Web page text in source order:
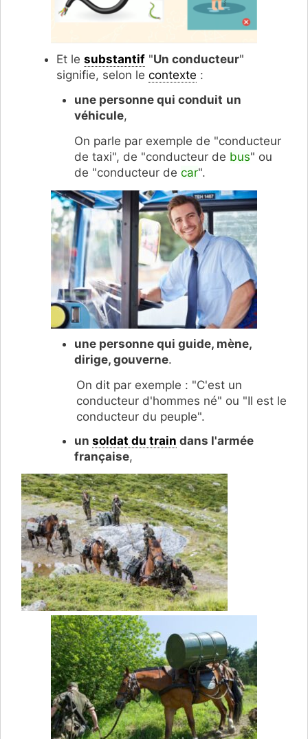
Et le substantif "Un conducteur"
signifie, selon le contexte :
une personne qui conduit un
véhicule,
On parle par exemple de "conducteur
de taxi", de "conducteur de bus" ou
de "conducteur de car".
une personne qui guide, mène,
dirige, gouverne.
On dit par exemple : "C'est un
conducteur d'hommes né" ou "Il est le
conducteur du peuple".
un soldat du train dans l'armée
française,